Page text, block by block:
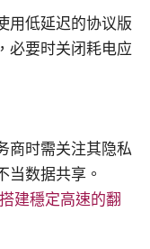
用低延迟的协议版
必要时关闭耗电应
商时需关注其隐私
当数据共享。
建穩定高速的翻